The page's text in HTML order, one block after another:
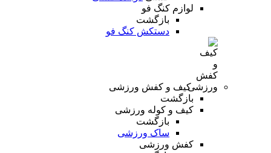
لوازم کنگ فو
بازگشت
دستکش کنگ فو
کیف و کفش ورزشی
بازگشت
کیف و کوله ورزشی
بازگشت
ساک ورزشی
کفش ورزشی